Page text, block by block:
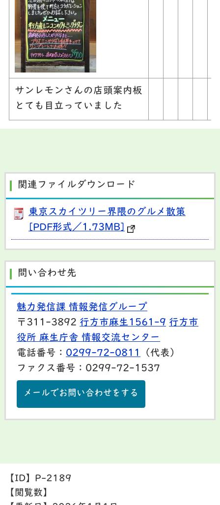
サンレモンさんの店頭案内板
とても目立っていました
関連ファイルダウンロード
東京スカイツリー界隈のグルメ散策
[PDF形式／1.73MB]
問い合わせ先
魅力発信課 情報発信グループ
〒311-3892 行方市麻生1561-9 行方市
役所 麻生庁舎 情報交流センター
電話番号： 0299-72-0811
（代表）
ファクス番号：0299-72-1537
メールでお問い合わせをする
【ID】 P-2189
【閲覧数】